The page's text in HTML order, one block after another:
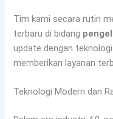
Tim kami secara rutin
terbaru di bidang
update dengan
memberikan layanan
Teknologi Modern dan